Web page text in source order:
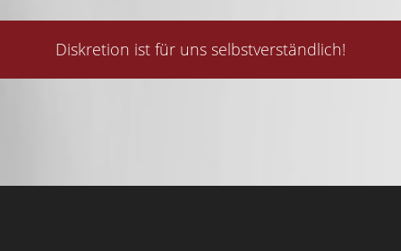
Diskretion ist für uns selbstverständlich!